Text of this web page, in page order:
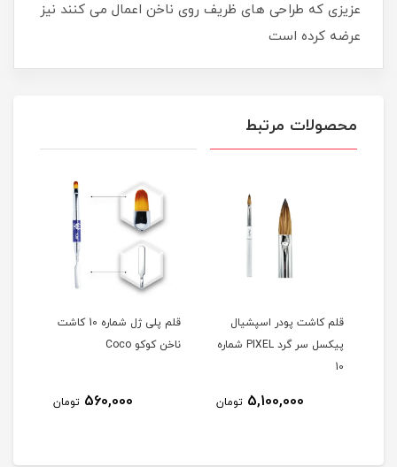
عزیزی که طراحی های ظریف روی ناخن اعمال می کنند نیز
عرضه کرده است
محصولات مرتبط
قلم کاشت پودر اسپشيال
پیکسل سر گرد PIXEL شماره
10
5,100,000 تومان
قلم پلی ژل شماره 10 کاشت
ناخن کوکو Coco
560,000 تومان